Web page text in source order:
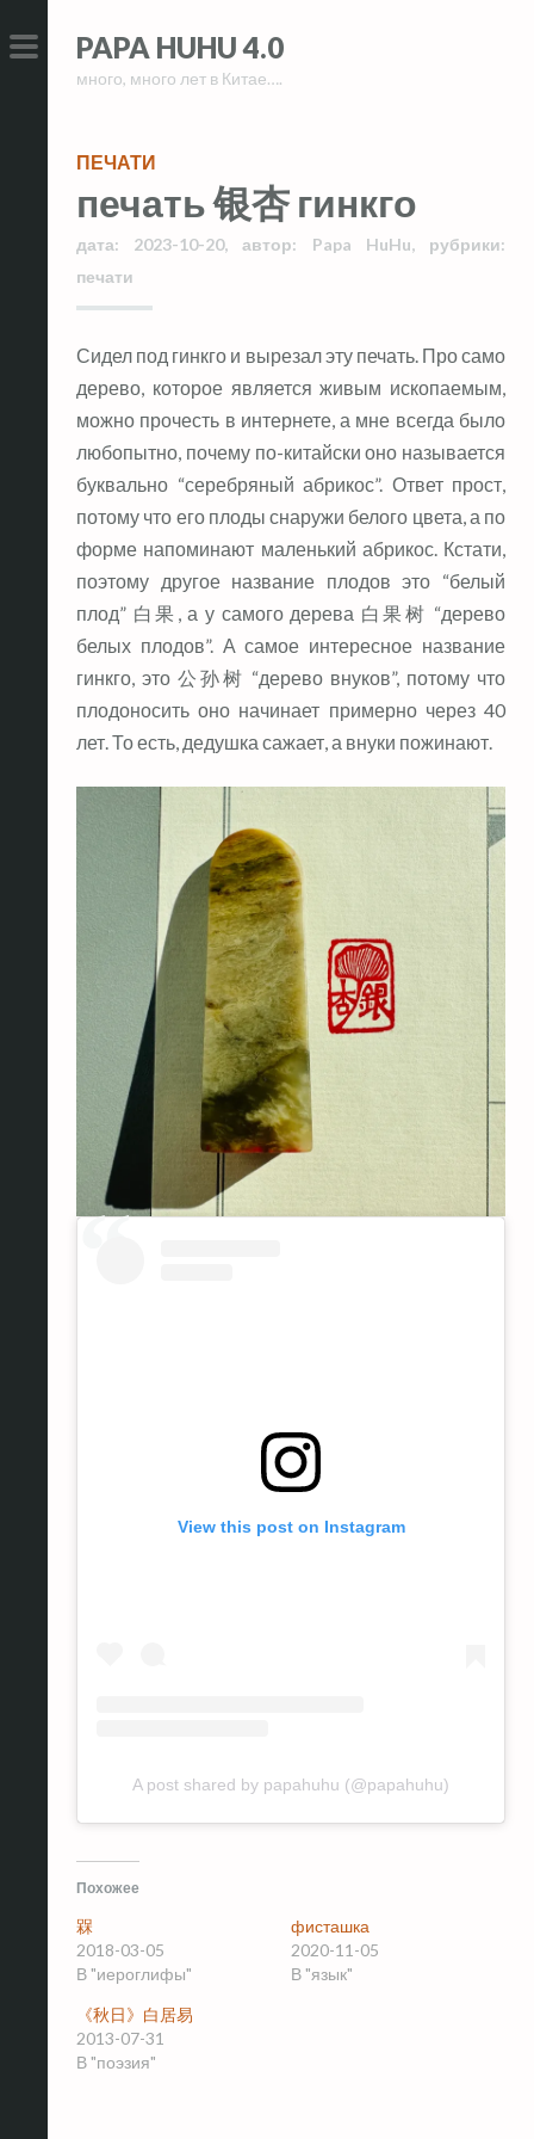
to
PRIMARY
to
PAPA HUHU 4.0
много, много лет в Китае….
ПЕЧАТИ
печать 银杏 гинкго
дата: 2023-10-20, автор: Papa HuHu,рубрики:
печати
Сидел под гинкго и вырезал эту печать. Про само
дерево, которое является живым ископаемым,
можно прочесть в интернете, а мне всегда было
любопытно, почему по-китайски оно называется
буквально “серебряный абрикос”. Ответ прост,
потому что его плоды снаружи белого цвета, а по
форме напоминают маленький абрикос. Кстати,
поэтому другое название плодов это “белый
плод” 白果, а у самого дерева 白果树 “дерево
белых плодов”. А самое интересное название
гинкго, это 公孙树 “дерево внуков”, потому что
плодоносить оно начинает примерно через 40
лет. То есть, дедушка сажает, а внуки пожинают.
View this post on Instagram
A post shared by papahuhu (@papahuhu)
Похожее
槑
2018-03-05
В "иероглифы"
фисташка
2020-11-05
В "язык"
《秋日》白居易
2013-07-31
В "поэзия"